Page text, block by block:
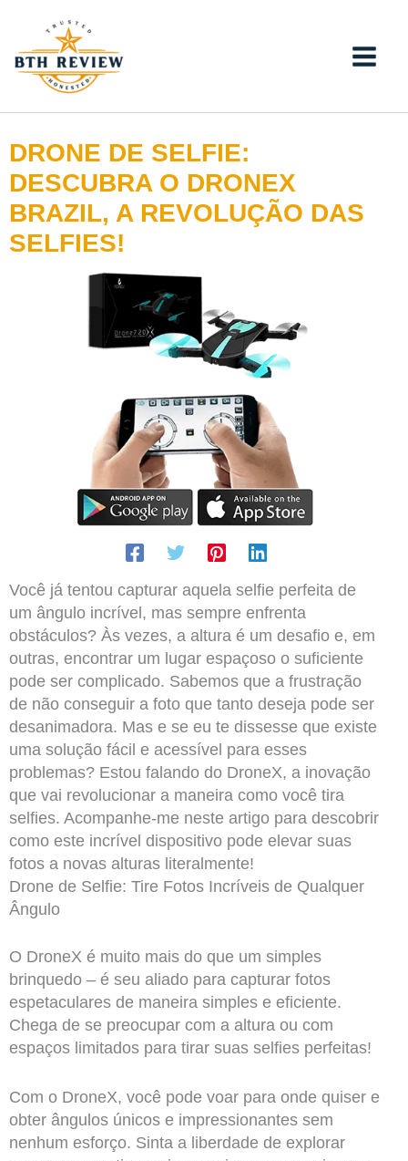
conteúdo
DRONE DE SELFIE:
DESCUBRA O DRONEX
BRAZIL, A REVOLUÇÃO DAS
SELFIES!
Você já tentou capturar aquela selfie perfeita de
um ângulo incrível, mas sempre enfrenta
obstáculos? Às vezes, a altura é um desafio e, em
outras, encontrar um lugar espaçoso o suficiente
pode ser complicado. Sabemos que a frustração
de não conseguir a foto que tanto deseja pode ser
desanimadora. Mas e se eu te dissesse que existe
uma solução fácil e acessível para esses
problemas? Estou falando do DroneX, a inovação
que vai revolucionar a maneira como você tira
selfies. Acompanhe-me neste artigo para descobrir
como este incrível dispositivo pode elevar suas
fotos a novas alturas literalmente!
Drone de Selfie: Tire Fotos Incríveis de Qualquer
Ângulo
O DroneX é muito mais do que um simples
brinquedo – é seu aliado para capturar fotos
espetaculares de maneira simples e eficiente.
Chega de se preocupar com a altura ou com
espaços limitados para tirar suas selfies perfeitas!
Com o DroneX, você pode voar para onde quiser e
obter ângulos únicos e impressionantes sem
nenhum esforço. Sinta a liberdade de explorar